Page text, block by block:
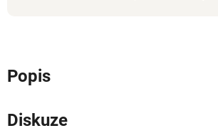
Popis
Diskuze